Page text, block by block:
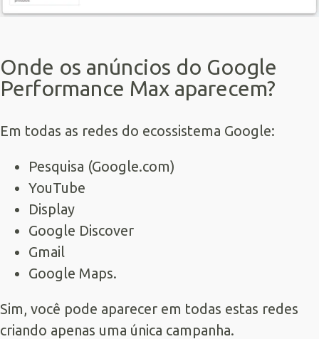
Onde os anúncios do Google
Performance Max aparecem?
Em todas as redes do ecossistema Google:
Pesquisa (Google.com)
YouTube
Display
Google Discover
Gmail
Google Maps.
Sim, você pode aparecer em todas estas redes
criando apenas uma única campanha.